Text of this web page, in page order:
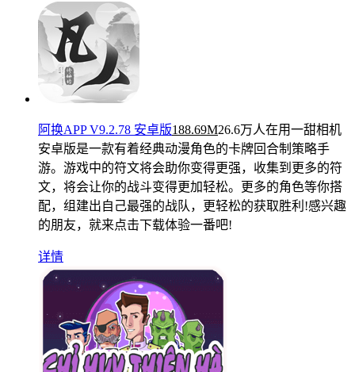
阿换APP V9.2.78 安卓版188.69M26.6万人在用一甜相机
安卓版是一款有着经典动漫角色的卡牌回合制策略手
游。游戏中的符文将会助你变得更强，收集到更多的符
文，将会让你的战斗变得更加轻松。更多的角色等你搭
配，组建出自己最强的战队，更轻松的获取胜利!感兴趣
的朋友，就来点击下载体验一番吧!
详情